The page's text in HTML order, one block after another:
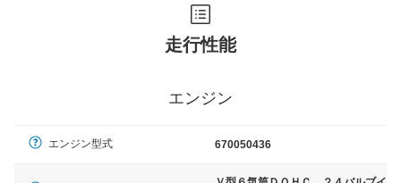
走行性能
エンジン
エンジン型式 670050436